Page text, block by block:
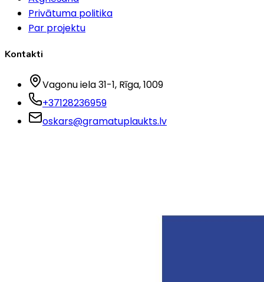
Privātuma politika
Par projektu
Kontakti
Vagonu iela 31-1, Rīga, 1009
+37128236959
oskars@gramatuplaukts.lv